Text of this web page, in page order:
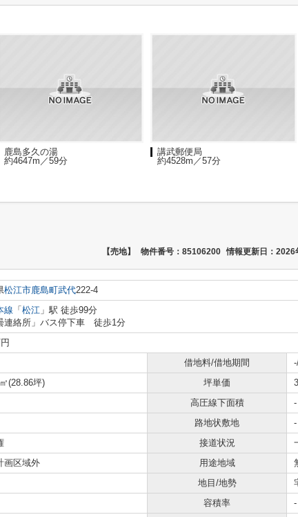
鹿島多久の湯
約4647m／59分
講武郵便局
約4528m／57分
【売地】 物件番号：85106200 情報更新日：2026
松江市鹿島町武代222-4
線 「 松江 」駅 徒歩99分
連絡所」バス停下車 徒歩1分
借地料/借地期間
(28.86坪) 坪単価
高圧線下面積
-
路地状敷地
-
接道状況
画区域外 用途地域
地目/地勢
容積率
-